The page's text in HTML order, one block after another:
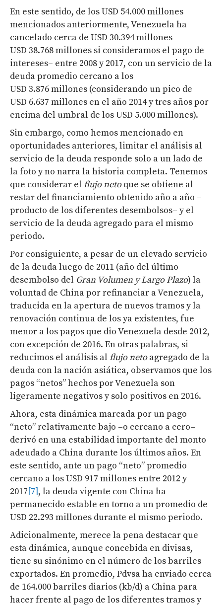
En este sentido, de los USD 54.000 millones
mencionados anteriormente, Venezuela ha
cancelado cerca de USD 30.394 millones –
USD 38.768 millones si consideramos el pago de
intereses– entre 2008 y 2017, con un servicio de la
deuda promedio cercano a los
USD 3.876 millones (considerando un pico de
USD 6.637 millones en el año 2014 y tres años por
encima del umbral de los USD 5.000 millones).
Sin embargo, como hemos mencionado en
oportunidades anteriores, limitar el análisis al
servicio de la deuda responde solo a un lado de
la foto y no narra la historia completa. Tenemos
que considerar el flujo netoque se obtiene al
restar del financiamiento obtenido año a año –
producto de los diferentes desembolsos– y el
servicio de la deuda agregado para el mismo
periodo.
Por consiguiente, a pesar de un elevado servicio
de la deuda luego de 2011 (año del último
desembolso del Gran Volumen y Largo Plazo) la
voluntad de China por refinanciar a Venezuela,
traducida en la apertura de nuevos tramos y la
renovación continua de los ya existentes, fue
menor a los pagos que dio Venezuela desde 2012,
con excepción de 2016. En otras palabras, si
reducimos el análisis al flujo netoagregado de la
deuda con la nación asiática, observamos que los
pagos “netos” hechos por Venezuela son
ligeramente negativos y solo positivos en 2016.
Ahora, esta dinámica marcada por un pago
“neto” relativamente bajo –o cercano a cero–
derivó en una estabilidad importante del monto
adeudado a China durante los últimos años. En
este sentido, ante un pago “neto” promedio
cercano a los USD 917 millones entre 2012 y
2017[7], la deuda vigente con China ha
permanecido estable en torno a un promedio de
USD 22.293 millones durante el mismo periodo.
Adicionalmente, merece la pena destacar que
esta dinámica, aunque concebida en divisas,
tiene su sinónimo en el número de los barriles
exportados. En promedio, Pdvsa ha enviado cerca
de 164.000 barriles diarios (kb/d) a China para
hacer frente al pago de los diferentes tramos y